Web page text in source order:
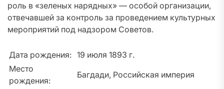
роль в «зеленых нарядных» — особой организации,
отвечавшей за контроль за проведением культурных
мероприятий под надзором Советов.
Дата рождения: 19 июля 1893 г.
Место
рождения:
Багдади, Российская империя